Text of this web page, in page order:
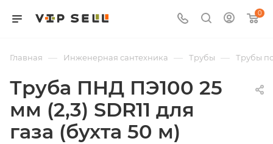
0
Главная — Инженерная сантехника — Трубы — Трубы
Труба ПНД ПЭ100 25
мм (2,3) SDR11 для
газа (бухта 50 м)